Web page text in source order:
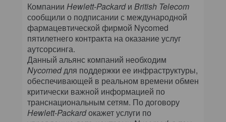
ПО И СЕРВИСЫ
Компании Hewlett-Packardи British Telecom
сообщили о подписании с международной
фармацевтической фирмой Nycomed
пятилетнего контракта на оказание услуг
аутсорсинга.
Данный альянс компаний необходим
Nycomedдля поддержки ее инфраструктуры,
обеспечивающей в реальном времени обмен
критически важной информацией по
транснациональным сетям. По договору
Hewlett-Packardокажет услуги по